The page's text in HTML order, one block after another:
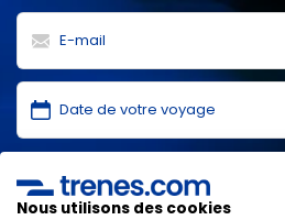
J'ai lu et j'accepte les
protection des données,
Nous utilisons des cookies